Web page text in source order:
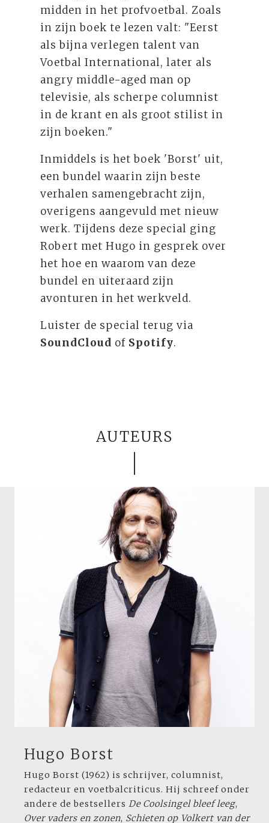
midden in het profvoetbal. Zoals
in zijn boek te lezen valt: "Eerst
als bijna verlegen talent van
Voetbal International, later als
angry middle-aged man op
televisie, als scherpe columnist
in de krant en als groot stilist in
zijn boeken."
Inmiddels is het boek 'Borst' uit,
een bundel waarin zijn beste
verhalen samengebracht zijn,
overigens aangevuld met nieuw
werk. Tijdens deze special ging
Robert met Hugo in gesprek over
het hoe en waarom van deze
bundel en uiteraard zijn
avonturen in het werkveld.
Luister de special terug via
SoundCloud of Spotify.
AUTEURS
Hugo Borst
Hugo Borst (1962) is schrijver, columnist,
redacteur en voetbalcriticus. Hij schreef onder
andere de bestsellers De Coolsingel bleef leeg,
Over vaders en zonen, Schieten op Volkert van der